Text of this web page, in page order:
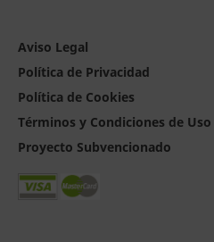
Aviso Legal
Política de Privacidad
Política de Cookies
Términos y Condiciones de Uso
Proyecto Subvencionado